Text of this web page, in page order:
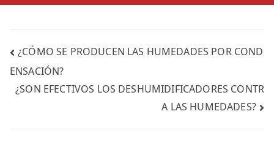
¿CÓMO SE PRODUCEN LAS HUMEDADES POR COND
ENSACIÓN?
¿SON EFECTIVOS LOS DESHUMIDIFICADORES CONTR
A LAS HUMEDADES?